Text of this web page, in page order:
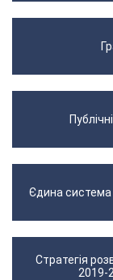
Єдина система
Стратегія
2019-